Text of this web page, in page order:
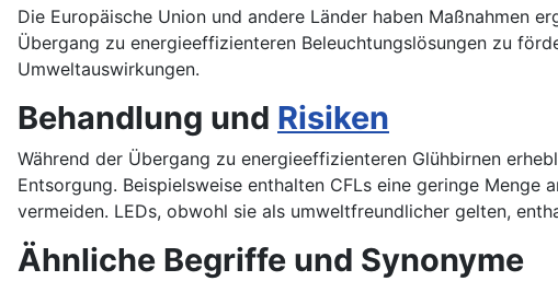
Die Europäische Union und andere Länder haben Maßnahmen
Übergang zu energieeffizienteren Beleuchtungslösungen zu
Umweltauswirkungen.
Behandlung und Risiken
Während der Übergang zu energieeffizienteren Glühbirnen
Entsorgung. Beispielsweise enthalten CFLs eine geringe Menge
vermeiden. LEDs, obwohl sie als umweltfreundlicher gelten,
Ähnliche Begriffe und Synonyme